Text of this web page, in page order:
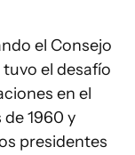
el Consejo
el desafío
en el
1960 y
presidentes